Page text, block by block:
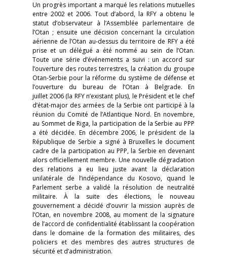
Un progrès important a marqué les relations mutuelles
entre 2002 et 2006. Tout d’abord, la RFY a obtenu le
statut d’observateur à l’Assemblée parlementaire de
l’Otan ; ensuite une décision concernant la circulation
aérienne de l’Otan au-dessus du territoire de RFY a été
prise et un délégué a été nommé au sein de l’Otan.
Toute une série d’événements a suivi : un accord sur
l’ouverture des routes terrestres, la création du groupe
Otan-Serbie pour la réforme du système de défense et
l’ouverture du bureau de l’Otan à Belgrade. En
juillet 2006 (la RFY n’existant plus), le Président et le chef
d’état-major des armées de la Serbie ont participé à la
réunion du Comité de l’Atlantique Nord. En novembre,
au Sommet de Riga, la participation de la Serbie au PPP
a été décidée. En décembre 2006, le président de la
République de Serbie a signé à Bruxelles le document
cadre de la participation au PPP, la Serbie en devenant
alors officiellement membre. Une nouvelle dégradation
des relations a eu lieu juste avant la déclaration
unilatérale de l’indépendance du Kosovo, quand le
Parlement serbe a validé la résolution de neutralité
militaire. À la suite des élections, le nouveau
gouvernement a décidé d’ouvrir la mission auprès de
l’Otan, en novembre 2008, au moment de la signature
de l’accord de confidentialité établissant la coopération
dans le domaine de la formation des militaires, des
policiers et des membres des autres structures de
sécurité et d’administration.